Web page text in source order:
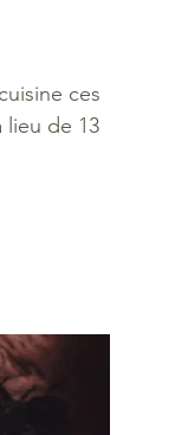
ces
lieu de 13